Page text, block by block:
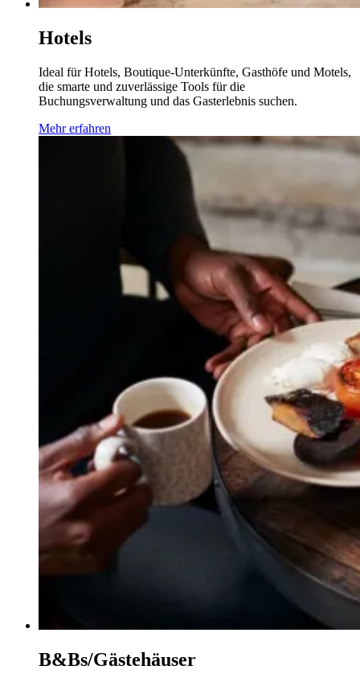
Hotels
Ideal für Hotels, Boutique-Unterkünfte, Gasthöfe und Motels,
die smarte und zuverlässige Tools für die
Buchungsverwaltung und das Gasterlebnis suchen.
Mehr erfahren
B&Bs/Gästehäuser